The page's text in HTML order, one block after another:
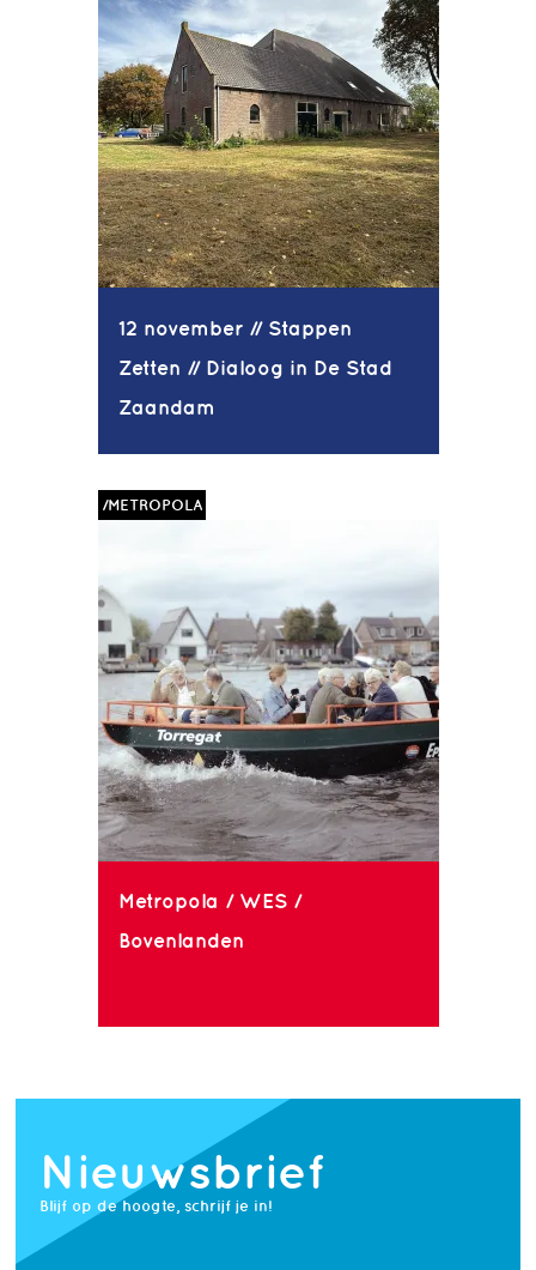
12 november // Stappen
Zetten // Dialoog in De Stad
Zaandam
/METROPOLA
Metropola / WES /
Bovenlanden
Nieuwsbrief
Blijf op de hoogte, schrijf je in!